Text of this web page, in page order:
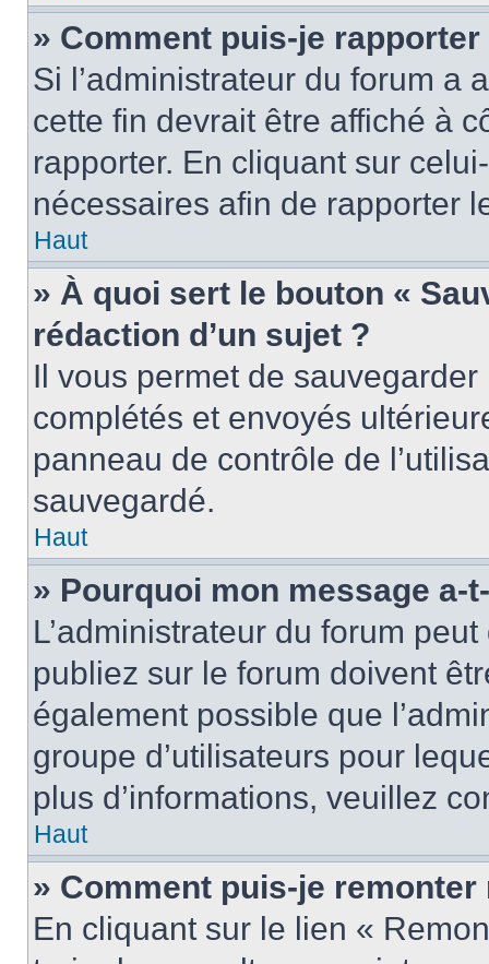
» Comment puis-je
Si l’administrateur du forum a
cette fin devrait être affiché à
rapporter. En cliquant sur
nécessaires afin de rapporter
Haut
» À quoi sert le bouton «
rédaction d’un sujet ?
Il vous permet de
complétés et envoyés
panneau de contrôle de
sauvegardé.
Haut
» Pourquoi mon message a-
L’administrateur du forum
publiez sur le forum doivent
également possible que
groupe d’utilisateurs pour
plus d’informations, veuillez
Haut
» Comment puis-je
En cliquant sur le lien «